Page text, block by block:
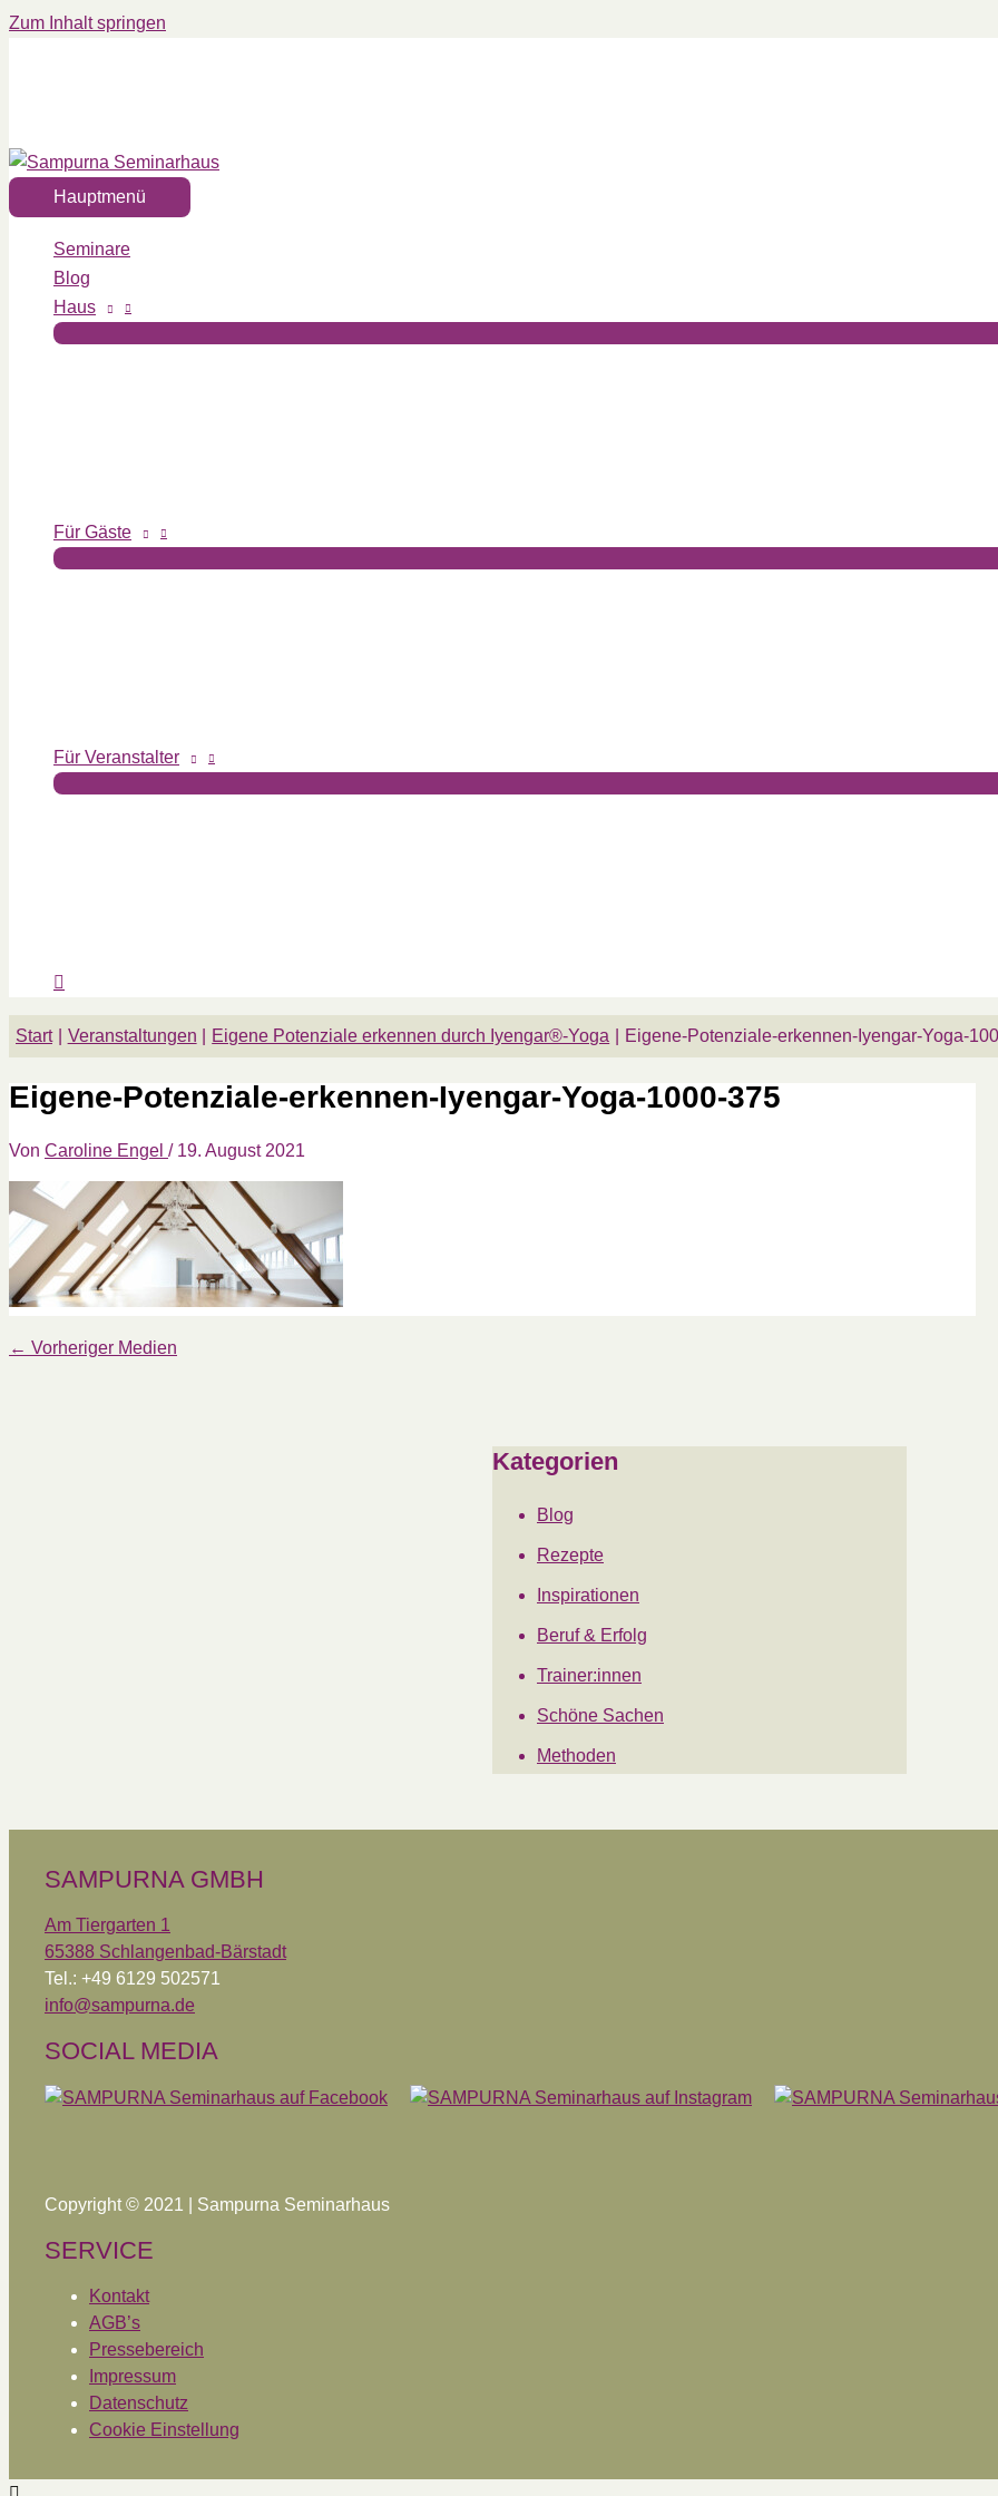
Zum Inhalt springen
Hauptmenü
Seminare
Blog
Haus
Für Gäste
Für Veranstalter
Start Veranstaltungen Eigene Potenziale erkennen durch Iyengar®-Yoga Eigene-Potenziale-erkennen-Iyengar-Yoga-
Eigene-Potenziale-erkennen-Iyengar-Yoga-1000-375
Von Caroline Engel / 19. August 2021
← Vorheriger Medien
Kategorien
Blog
Rezepte
Inspirationen
Beruf & Erfolg
Trainer:innen
Schöne Sachen
Methoden
SAMPURNA GMBH
Am Tiergarten 1
65388 Schlangenbad-Bärstadt
Tel.: +49 6129 502571
info@sampurna.de
SOCIAL MEDIA
Copyright © 2021 | Sampurna Seminarhaus
SERVICE
Kontakt
AGB’s
Pressebereich
Impressum
Datenschutz
Cookie Einstellung